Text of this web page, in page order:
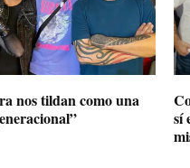
nos tildan como una
sí